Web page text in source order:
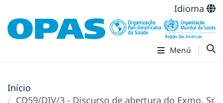
Idioma
Menú
Início
CD59/DIV/3 - Discurso de abertura do Exmo. Sr.